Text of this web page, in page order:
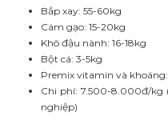
Bắp xay: 55-60kg
Cám gạo: 15-20kg
Khô đậu nành: 16-18kg
Bột cá: 3-5kg
Premix vitamin và
Chi phí: 7.500-8.000đ/kg
nghiệp)